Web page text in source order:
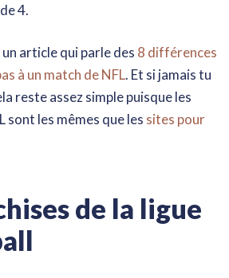
4.
article qui parle des 8 différences
à un match de NFL. Et si jamais tu
reste assez simple puisque les
sont les mêmes que les sites pour
de la ligue